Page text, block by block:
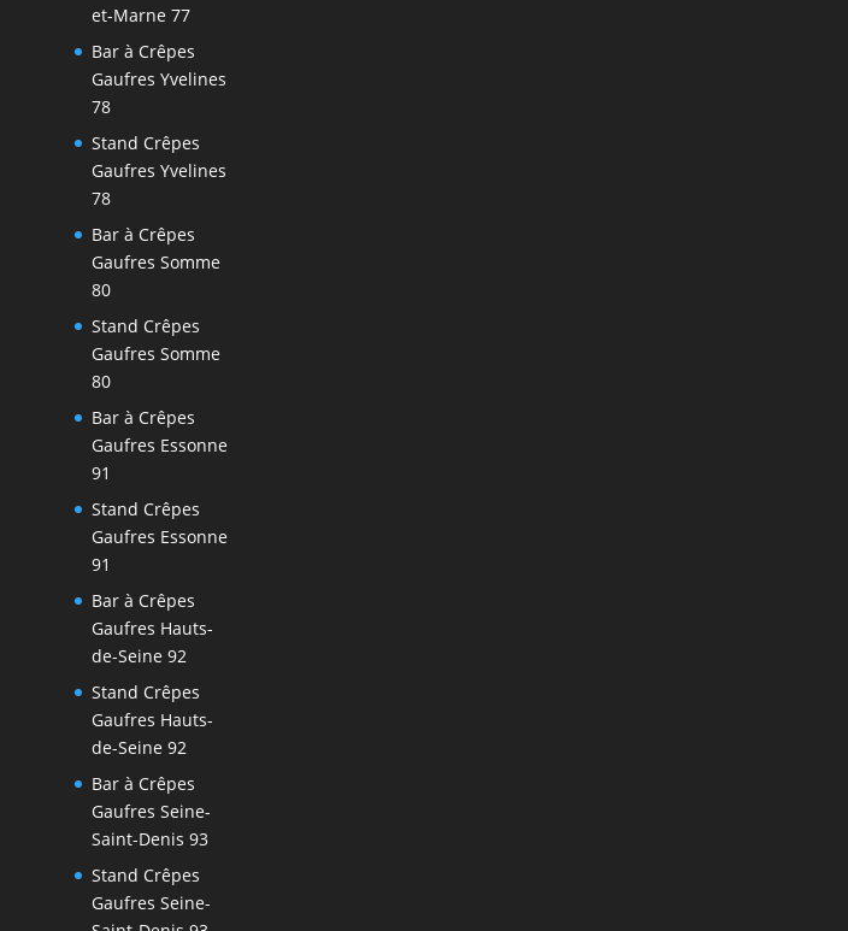
et-Marne 77
Bar à Crêpes
Gaufres Yvelines
78
Stand Crêpes
Gaufres Yvelines
78
Bar à Crêpes
Gaufres Somme
80
Stand Crêpes
Gaufres Somme
80
Bar à Crêpes
Gaufres Essonne
91
Stand Crêpes
Gaufres Essonne
91
Bar à Crêpes
Gaufres Hauts-
de-Seine 92
Stand Crêpes
Gaufres Hauts-
de-Seine 92
Bar à Crêpes
Gaufres Seine-
Saint-Denis 93
Stand Crêpes
Gaufres Seine-